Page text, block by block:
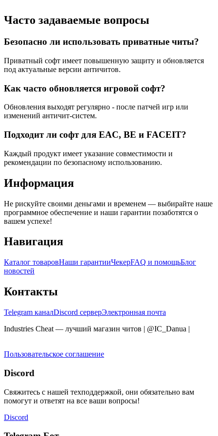
Часто задаваемые вопросы
Безопасно ли использовать приватные читы?
Приватный софт имеет повышенную защиту и обновляется
под актуальные версии античитов.
Как часто обновляется игровой софт?
Обновления выходят регулярно - после патчей игр или
изменений античит-систем.
Подходит ли софт для EAC, BE и FACEIT?
Каждый продукт имеет указание совместимости и
рекомендации по безопасному использованию.
Информация
Не рискуйте своими деньгами и временем — выбирайте наше
программное обеспечение и наши гарантии позаботятся о
вашем успехе!
Навигация
Каталог товаровНаши гарантииЧекерFAQ и помощьБлог
новостей
Контакты
Telegram каналDiscord серверЭлектронная почта
Industries Cheat — лучший магазин читов | @IC_Danua |
Пользовательское соглашение
Discord
Свяжитесь с нашей техподдержкой, они обязательно вам
помогут и ответят на все ваши вопросы!
Discord